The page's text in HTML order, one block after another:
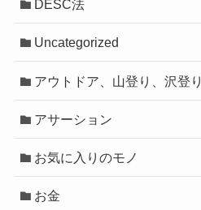
DESC法
Uncategorized
アウトドア、山登り、沢登り
アサーション
お気に入りのモノ
お金